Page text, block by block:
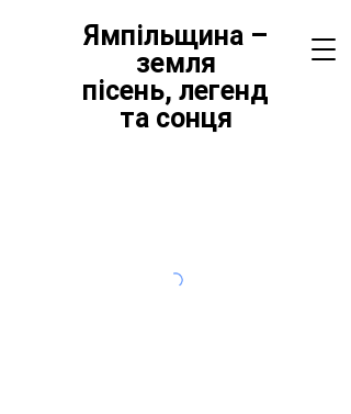
Ямпільщина –
земля
пісень, легенд
та сонця